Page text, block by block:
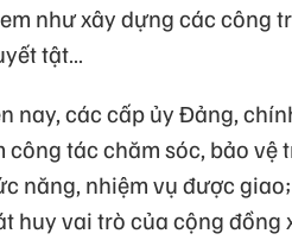
như xây dựng các công
tật…
nay, các cấp ủy Đảng,
công tác chăm sóc, bảo
năng, nhiệm vụ được
huy vai trò của cộng đồng